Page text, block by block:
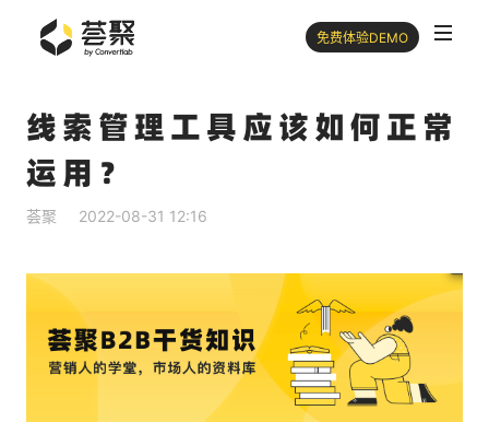
免费体验DEMO
线索管理工具应该如何正常
运用？
荟聚 2022-08-31 12:16